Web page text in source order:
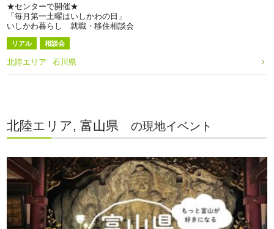
★センターで開催★
「毎月第一土曜はいしかわの日」
いしかわ暮らし 就職・移住相談会
リアル 相談会
北陸エリア 石川県
北陸エリア, 富山県 の現地イベント